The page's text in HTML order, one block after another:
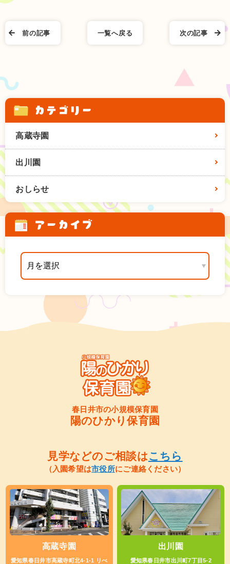
次の記事
一覧へ戻る
前の記事
カテゴリー
高蔵寺園
出川園
おしらせ
アーカイブ
春日井市の小規模保育園
陽のひかり保育園
見学などのご相談はこちら
（入園希望は市役所にご連絡ください）
高蔵寺園
愛知県春日井市高蔵寺町北4-1-1 リべ
出川園
愛知県春日井市出川町7丁目5-2